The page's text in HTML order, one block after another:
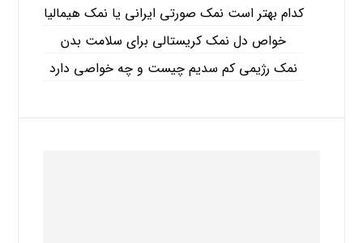
کدام بهتر است نمک صورتی ایرانی یا نمک هیمالیا
خواص دل نمک کریستالی برای سلامت بدن
نمک رژیمی کم سدیم چیست و چه خواصی دارد